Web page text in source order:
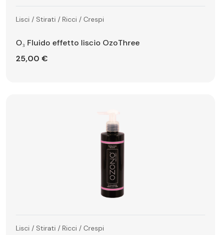
Lisci / Stirati / Ricci / Crespi
O₃ Fluido effetto liscio OzoThree
25,00 €
Lisci / Stirati / Ricci / Crespi